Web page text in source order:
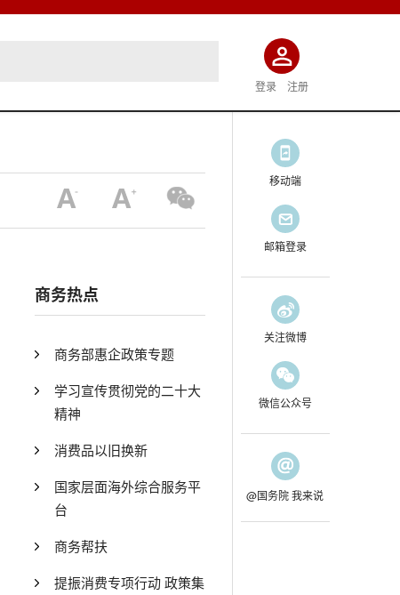
登录 注册
商务热点
商务部惠企政策专题
学习宣传贯彻党的二十大
精神
消费品以旧换新
国家层面海外综合服务平
台
商务帮扶
提振消费专项行动 政策集
移动端
邮箱登录
关注微博
微信公众号
@国务院 我来说